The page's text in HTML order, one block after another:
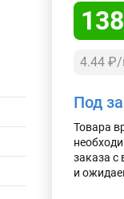
4.44
Под
Товара
заказа с
и